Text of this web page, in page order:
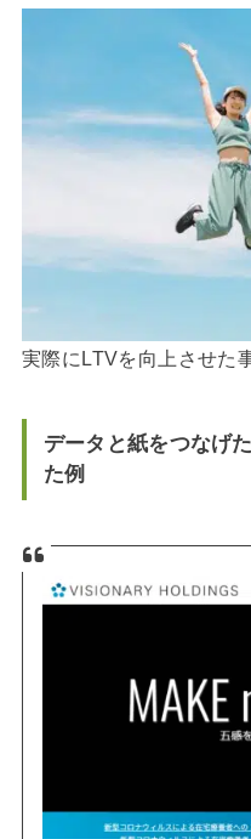
実際にLTVを向上させた
データと紙をつなげ
た例